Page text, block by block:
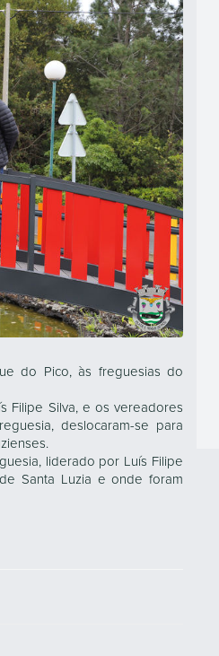
do Pico, às freguesias do
Filipe Silva, e os vereadores
deslocaram-se para
liderado por Luís Filipe
Santa Luzia e onde foram